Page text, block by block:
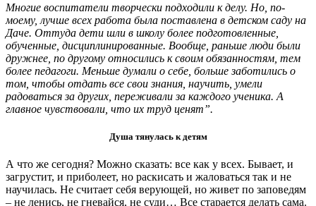
Многие воспитатели творчески подходили к делу. Но, по-
моему, лучше всех работа была поставлена в детском саду на
Даче. Оттуда дети шли в школу более подготовленные,
обученные, дисциплинированные. Вообще, раньше люди были
дружнее, по другому относились к своим обязанностям, тем
более педагоги. Меньше думали о себе, больше заботились о
том, чтобы отдать все свои знания, научить, умели
радоваться за других, переживали за каждого ученика. А
главное чувствовали, что их труд ценят”.
Душа тянулась к детям
А что же сегодня? Можно сказать: все как у всех. Бывает, и
загрустит, и приболеет, но раскисать и жаловаться так и не
научилась. Не считает себя верующей, но живет по заповедям
– не ленись, не гневайся, не суди… Все старается делать сама.